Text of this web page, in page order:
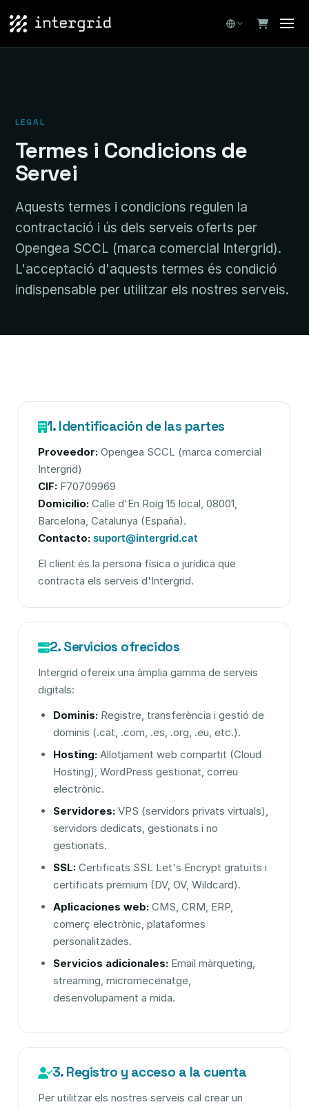
LEGAL
Termes i Condicions de
Servei
Aquests termes i condicions regulen la
contractació i ús dels serveis oferts per
Opengea SCCL (marca comercial Intergrid).
L'acceptació d'aquests termes és condició
indispensable per utilitzar els nostres serveis.
1. Identificación de las partes
Proveedor: Opengea SCCL (marca comercial
Intergrid)
CIF: F70709969
Domicilio: Calle d'En Roig 15 local, 08001,
Barcelona, Catalunya (España).
Contacto: suport@intergrid.cat
El client és la persona física o jurídica que
contracta els serveis d'Intergrid.
2. Servicios ofrecidos
Intergrid ofereix una àmplia gamma de serveis
digitals:
Dominis: Registre, transferència i gestió de
dominis (.cat, .com, .es, .org, .eu, etc.).
Hosting: Allotjament web compartit (Cloud
Hosting), WordPress gestionat, correu
electrònic.
Servidores: VPS (servidors privats virtuals),
servidors dedicats, gestionats i no
gestionats.
SSL: Certificats SSL Let's Encrypt gratuïts i
certificats premium (DV, OV, Wildcard).
Aplicaciones web: CMS, CRM, ERP,
comerç electrònic, plataformes
personalitzades.
Servicios adicionales: Email màrqueting,
streaming, micromecenatge,
desenvolupament a mida.
3. Registro y acceso a la cuenta
Per utilitzar els nostres serveis cal crear un